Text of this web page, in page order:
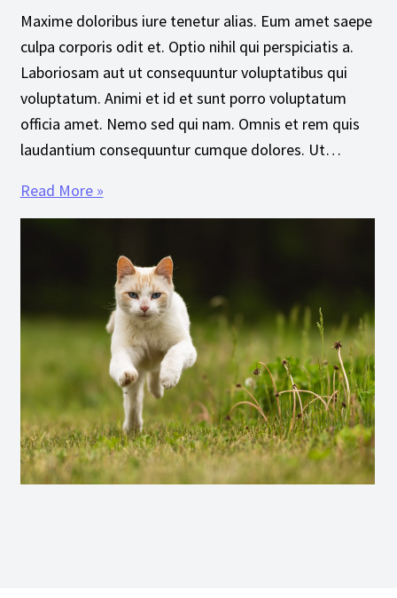
Maxime doloribus iure tenetur alias. Eum amet saepe
culpa corporis odit et. Optio nihil qui perspiciatis a.
Laboriosam aut ut consequuntur voluptatibus qui
voluptatum. Animi et id et sunt porro voluptatum
officia amet. Nemo sed qui nam. Omnis et rem quis
laudantium consequuntur cumque dolores. Ut…
Read More »